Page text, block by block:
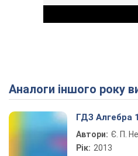
Аналоги іншого року
ГДЗ Алгебра
Автори: Є. П.
Рік: 2013